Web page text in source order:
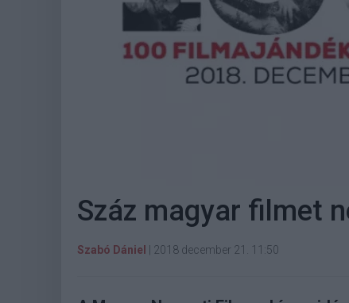
Száz magyar filmet
Szabó Dániel 2018 december 21. 11:50